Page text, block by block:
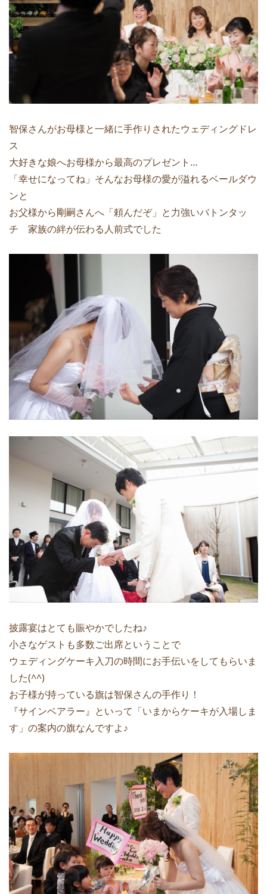
智保さんがお母様と一緒に手作りされたウェディングドレ
ス
大好きな娘へお母様から最高のプレゼント…
「幸せになってね」そんなお母様の愛が溢れるベールダウ
ンと
お父様から剛嗣さんへ「頼んだぞ」と力強いバトンタッ
チ 家族の絆が伝わる人前式でした
披露宴はとても賑やかでしたね♪
小さなゲストも多数ご出席ということで
ウェディングケーキ入刀の時間にお手伝いをしてもらいま
した(^^)
お子様が持っている旗は智保さんの手作り！
『サインベアラー』といって「いまからケーキが入場しま
す」の案内の旗なんですよ♪